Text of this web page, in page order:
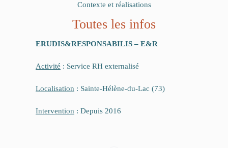
Contexte et réalisations
Toutes les infos
ERUDIS&RESPONSABILIS – E&R
Activité : Service RH externalisé
Localisation : Sainte-Hélène-du-Lac (73)
Intervention : Depuis 2016